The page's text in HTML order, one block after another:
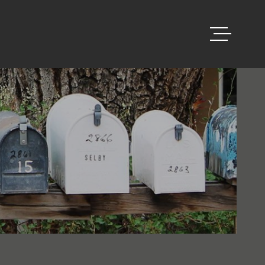
ACCUEIL
VENTES
BIENS
ESTIMATION
ALERTE E-